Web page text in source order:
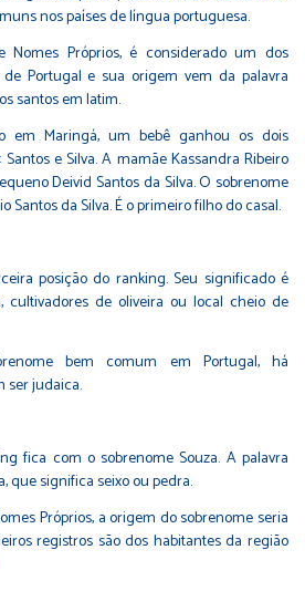
nos países de língua portuguesa.
Nomes Próprios, é considerado um dos
Portugal e sua origem vem da palavra
santos em latim.
em Maringá, um bebê ganhou os dois
e Silva. A mamãe Kassandra Ribeiro
Deivid Santos da Silva. O sobrenome
Santos da Silva. É o primeiro filho do casal.
posição do ranking. Seu significado é
cultivadores de oliveira ou local cheio de
bem comum em Portugal, há
ser judaica.
fica com o sobrenome Souza. A palavra
que significa seixo ou pedra.
Próprios, a origem do sobrenome seria
registros são dos habitantes da região